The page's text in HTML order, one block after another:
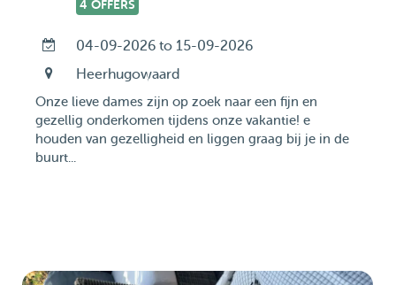
4 OFFERS
04-09-2026 to 15-09-2026
Heerhugowaard
Onze lieve dames zijn op zoek naar een fijn en
gezellig onderkomen tijdens onze vakantie! e
houden van gezelligheid en liggen graag bij je in de
buurt...